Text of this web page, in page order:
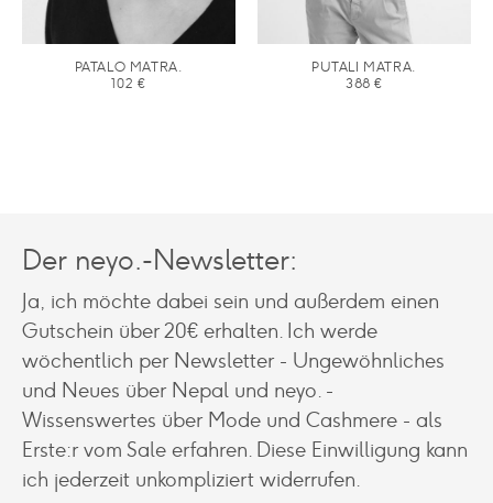
PATALO MATRA.
102 €
PUTALI MATRA.
388€
Der neyo.-Newsletter:
Ja, ich möchte dabei sein und außerdem einen
Gutschein über 20€ erhalten. Ich werde
wöchentlich per Newsletter - Ungewöhnliches
und Neues über Nepal und neyo. -
Wissenswertes über Mode und Cashmere - als
Erste:r vom Sale erfahren. Diese Einwilligung kann
ich jederzeit unkompliziert widerrufen.